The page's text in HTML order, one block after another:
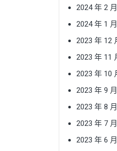
2024 年 2 月
2024 年 1 月
2023 年 12
2023 年 11
2023 年 10
2023 年 9 月
2023 年 8 月
2023 年 7 月
2023 年 6 月